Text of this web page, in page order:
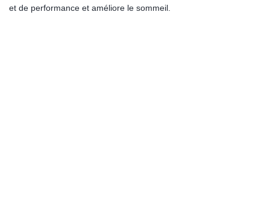
et de performance et améliore le sommeil.